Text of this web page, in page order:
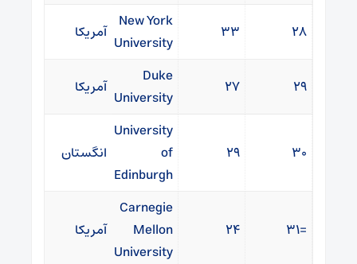
۲۸ ۳۳
New York
University آمریکا
۲۹ ۲۷
Duke
University آمریکا
۳۰ ۲۹
University
of
Edinburgh
انگستان
=۳۱ ۲۴
Carnegie
Mellon
University
آمریکا